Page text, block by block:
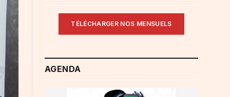
TÉLÉCHARGER NOS MENSUELS
AGENDA